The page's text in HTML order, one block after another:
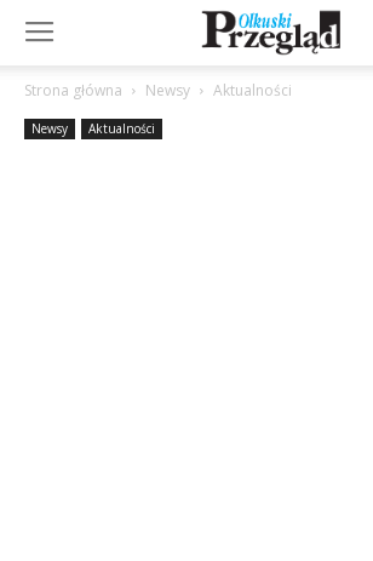
Strona główna Newsy Aktualności
Newsy Aktualności